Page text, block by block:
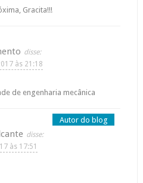
Gracita!!!
às 21:18
de engenharia mecânica
às 17:51